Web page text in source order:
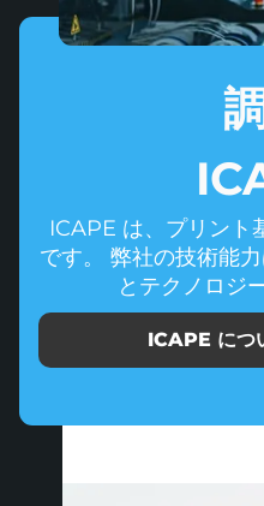
ICAPE は、プリント
です。 弊社の技術能
とテクノロジ
ICAPE につ